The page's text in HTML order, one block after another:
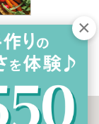
採用情報